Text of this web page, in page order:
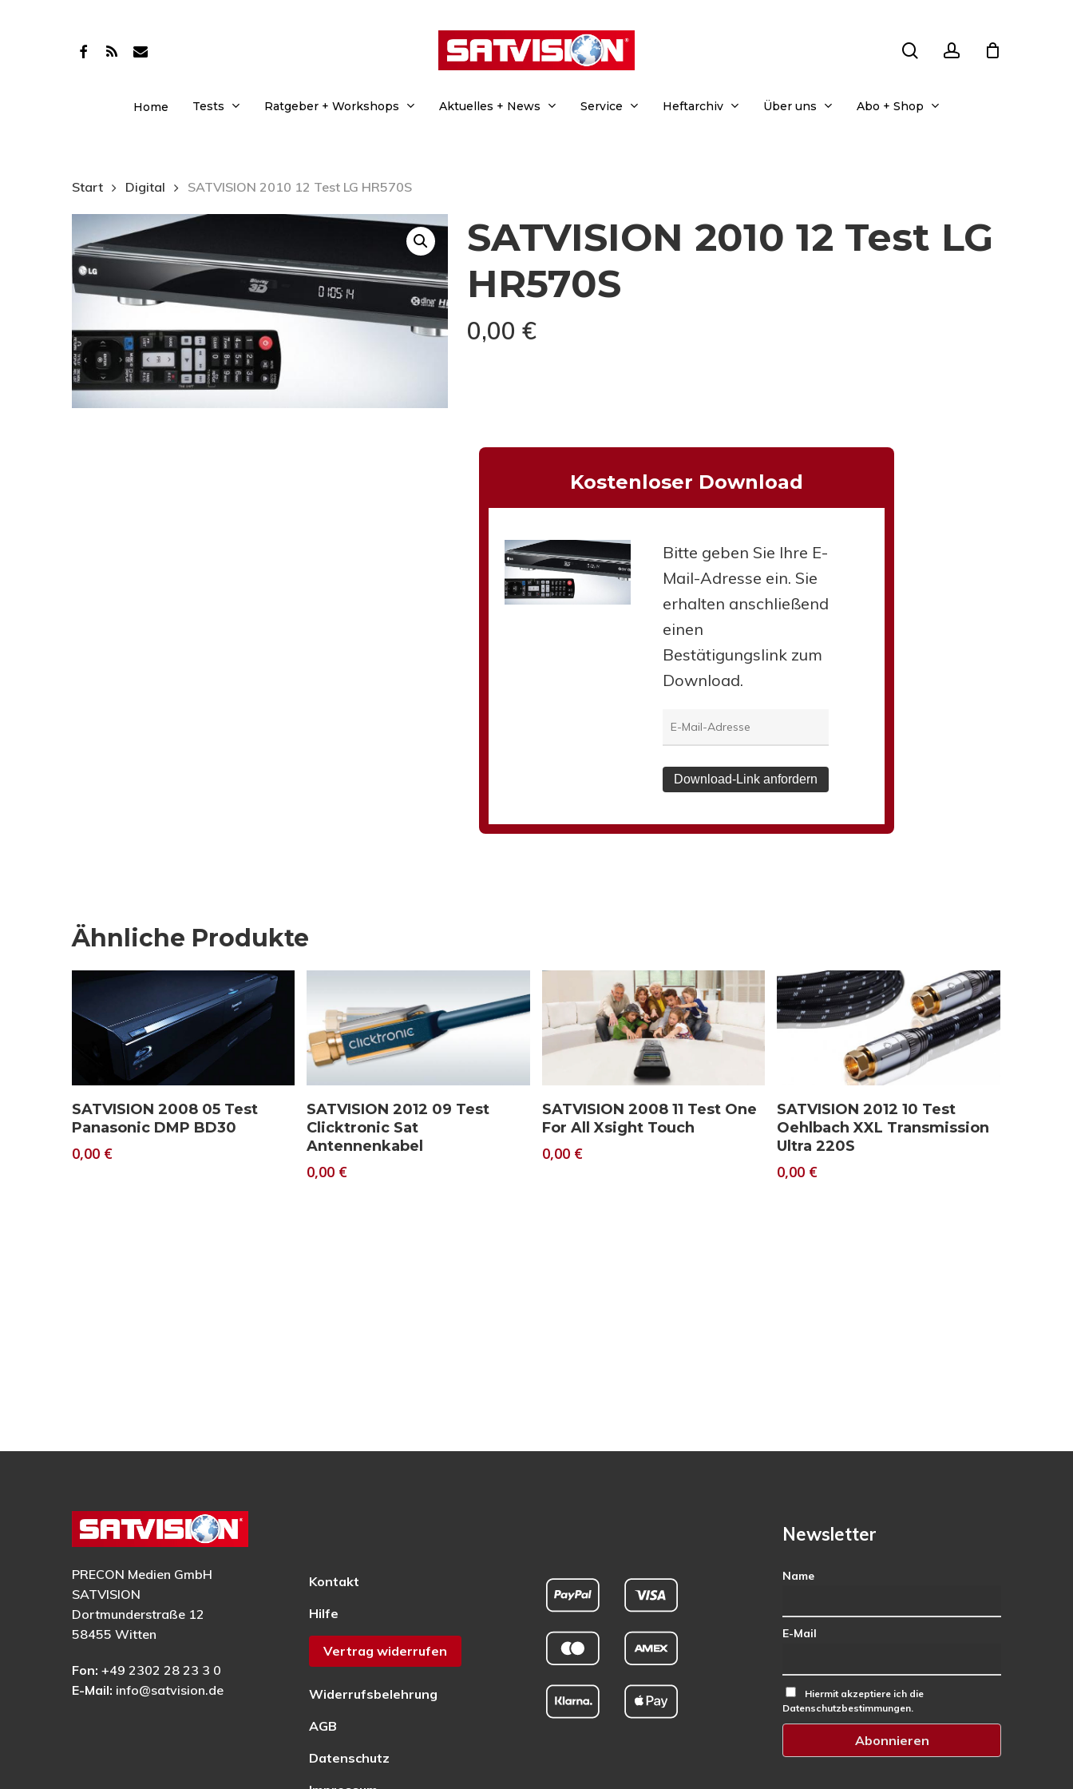
Drücken Sie Enter zum Suchen oder ESC zum Schließen.
facebook
RSS email
Home Tests Ratgeber + Workshops Aktuelles + News Service Heftarchiv Über uns Abo + Shop
Start Digital SATVISION 2010 12 Test LG HR570S
SATVISION 2010 12 Test LG
HR570S
0,00 €
Kostenloser Download
Bitte geben Sie Ihre E-
Mail-Adresse ein. Sie
erhalten anschließend
einen
Bestätigungslink zum
Download.
Download-Link anfordern
Ähnliche Produkte
Download
SATVISION 2008 05 Test
Panasonic DMP BD30
0,00 €
Download
SATVISION 2012 09 Test
Clicktronic Sat
Antennenkabel
0,00 €
Download
SATVISION 2008 11 Test One
For All Xsight Touch
0,00 €
Download
SATVISION 2012 10 Test
Oehlbach XXL Transmission
Ultra 220S
0,00 €
PRECON Medien GmbH
SATVISION
Dortmunderstraße 12
58455 Witten
Fon: +49 2302 28 23 3 0
E-Mail: info@satvision.de
Kontakt
Hilfe
Vertrag widerrufen
Widerrufsbelehrung
AGB
Datenschutz
Newsletter
Name
E-Mail
Hiermit akzeptiere ich die
Datenschutzbestimmungen.